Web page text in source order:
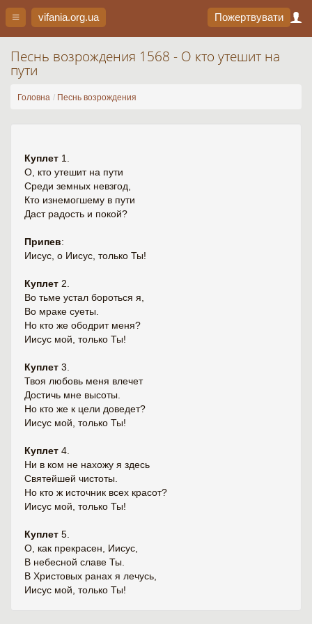
vifania.org.ua Пожертвувати
Песнь возрождения 1568 - О кто утешит на
пути
Головна Песнь возрождения
Куплет 1.
О, кто утешит на пути
Среди земных невзгод,
Кто изнемогшему в пути
Даст радость и покой?
Припев:
Иисус, о Иисус, только Ты!
Куплет 2.
Во тьме устал бороться я,
Во мраке суеты.
Но кто же ободрит меня?
Иисус мой, только Ты!
Куплет 3.
Твоя любовь меня влечет
Достичь мне высоты.
Но кто же к цели доведет?
Иисус мой, только Ты!
Куплет 4.
Ни в ком не нахожу я здесь
Святейшей чистоты.
Но кто ж источник всех красот?
Иисус мой, только Ты!
Куплет 5.
О, как прекрасен, Иисус,
В небесной славе Ты.
В Христовых ранах я лечусь,
Иисус мой, только Ты!